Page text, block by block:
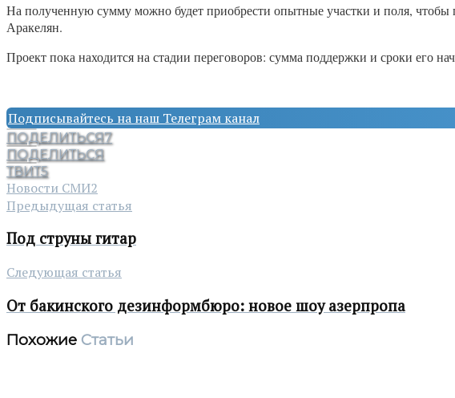
На полученную сумму можно будет приобрести опытные участки и поля,
Аракелян.
Проект пока находится на стадии переговоров: сумма поддержки и сроки его
Подписывайтесь на наш Телеграм канал
ПОДЕЛИТЬСЯ7
ПОДЕЛИТЬСЯ
ТВИТ5
Новости СМИ2
Предыдущая статья
Под струны гитар
Следующая статья
От бакинского дезинформбюро: новое шоу азерпропа
Похожие Статьи